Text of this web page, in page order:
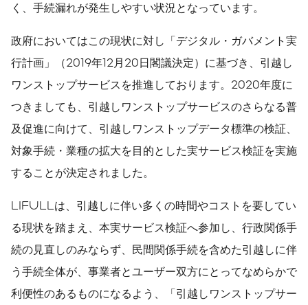
く、手続漏れが発生しやすい状況となっています。
政府においてはこの現状に対し「デジタル・ガバメント実
行計画」（2019年12月20日閣議決定）に基づき、引越し
ワンストップサービスを推進しております。2020年度に
つきましても、引越しワンストップサービスのさらなる普
及促進に向けて、引越しワンストップデータ標準の検証、
対象手続・業種の拡大を目的とした実サービス検証を実施
することが決定されました。
LIFULLは、引越しに伴い多くの時間やコストを要してい
る現状を踏まえ、本実サービス検証へ参加し、行政関係手
続の見直しのみならず、民間関係手続を含めた引越しに伴
う手続全体が、事業者とユーザー双方にとってなめらかで
利便性のあるものになるよう、「引越しワンストップサー